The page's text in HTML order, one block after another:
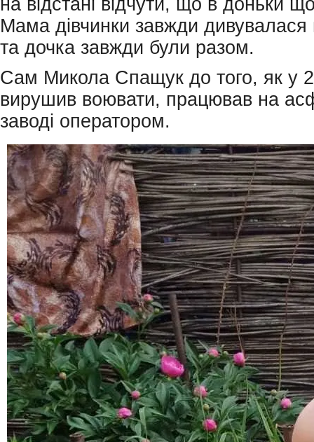
на відстані відчути, що в доньки
Мама дівчинки завжди дивувалася
та дочка завжди були разом.
Сам Микола Спащук до того, як у
вирушив воювати, працював на
заводі оператором.